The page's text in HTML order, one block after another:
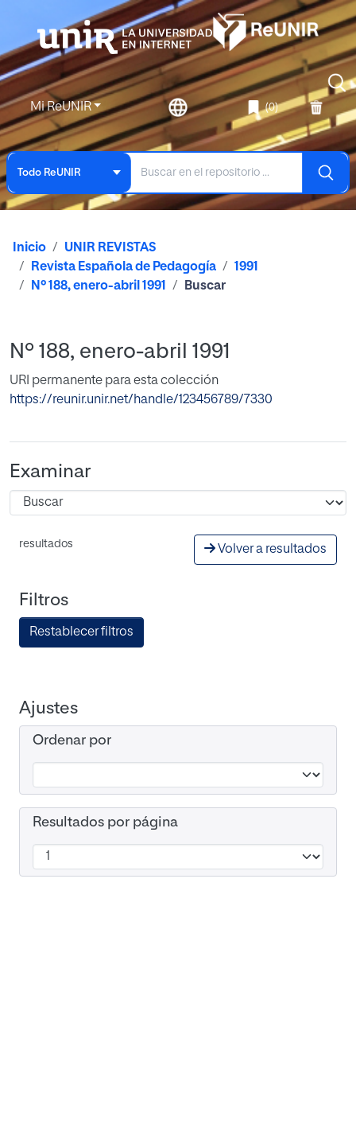
Mi ReUNIR (0)
Todo ReUNIR
Inicio
UNIR REVISTAS
Revista Española de Pedagogía
1991
Nº 188, enero-abril 1991
Buscar
Nº 188, enero-abril 1991
URI permanente para esta colección
https://reunir.unir.net/handle/123456789/7330
Examinar
resultados Volver a resultados
Filtros
Restablecer filtros
Ajustes
Ordenar por
Resultados por página